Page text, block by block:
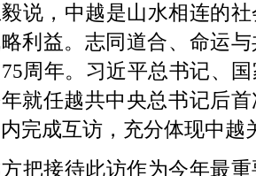
说，中越是山水相连的
利益。志同道合、命运
周年。习近平总书记、
就任越共中央总书记后
完成互访，充分体现中越
把接待此访作为今年最